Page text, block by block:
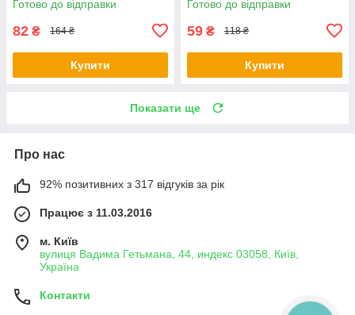
Готово до відправки
82 ₴ 164 ₴
Купити
Готово до відправки
59 ₴ 118 ₴
Купити
Показати ще
Про нас
92% позитивних з 317 відгуків за рік
Працює з 11.03.2016
м. Київ
вулиця Вадима Гетьмана, 44, индекс 03058, Київ,
Україна
Контакти